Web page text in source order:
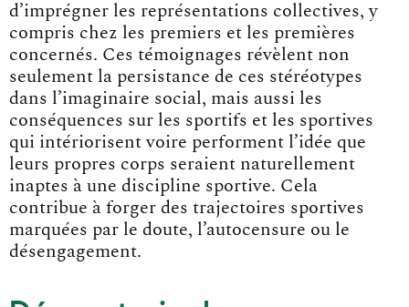
d’imprégner les représentations collectives, y
compris chez les premiers et les premières
concernés. Ces témoignages révèlent non
seulement la persistance de ces stéréotypes
dans l’imaginaire social, mais aussi les
conséquences sur les sportifs et les sportives
qui intériorisent voire performent l’idée que
leurs propres corps seraient naturellement
inaptes à une discipline sportive. Cela
contribue à forger des trajectoires sportives
marquées par le doute, l’autocensure ou le
désengagement.